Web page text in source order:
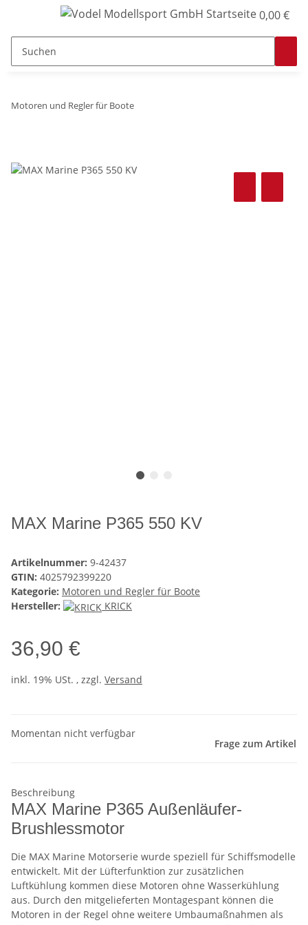
0,00 €
Motoren und Regler für Boote
MAX Marine P365 550 KV
Artikelnummer: 9-42437
GTIN: 4025792399220
Kategorie: Motoren und Regler für Boote
Hersteller:
KRICK
36,90 €
inkl. 19% USt. , zzgl. Versand
Momentan nicht verfügbar
Frage zum Artikel
Beschreibung
MAX Marine P365 Außenläufer-
Brushlessmotor
Die MAX Marine Motorserie wurde speziell für Schiffsmodelle
entwickelt. Mit der Lüfterfunktion zur zusätzlichen
Luftkühlung kommen diese Motoren ohne Wasserkühlung
aus. Durch den mitgelieferten Montagespant können die
Motoren in der Regel ohne weitere Umbaumaßnahmen als